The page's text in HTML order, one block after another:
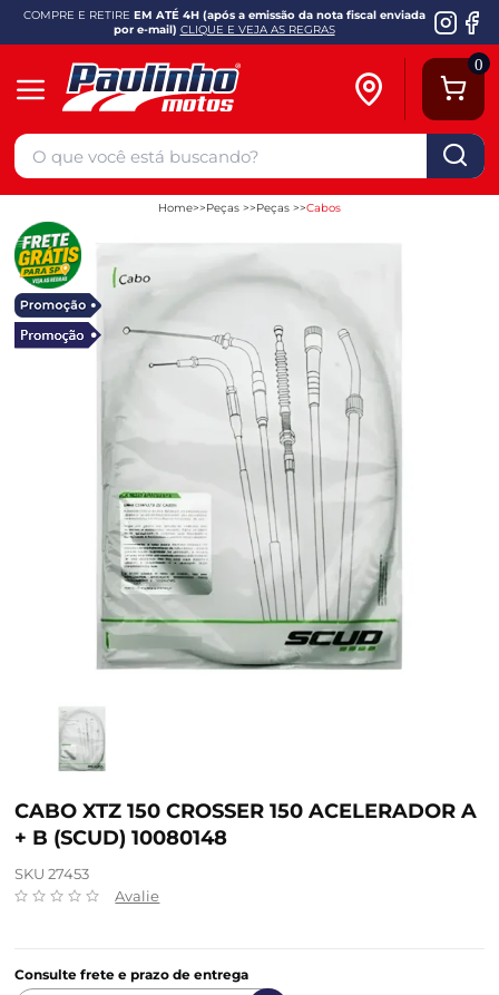
COMPRE E RETIRE EM ATÉ 4H (após a emissão da nota fiscal enviada
por e-mail) CLIQUE E VEJA AS REGRAS
0
Home Peças Peças Cabos
CABO XTZ 150 CROSSER 150 ACELERADOR A
+ B (SCUD) 10080148
SKU 27453
Avalie
Consulte frete e prazo de entrega